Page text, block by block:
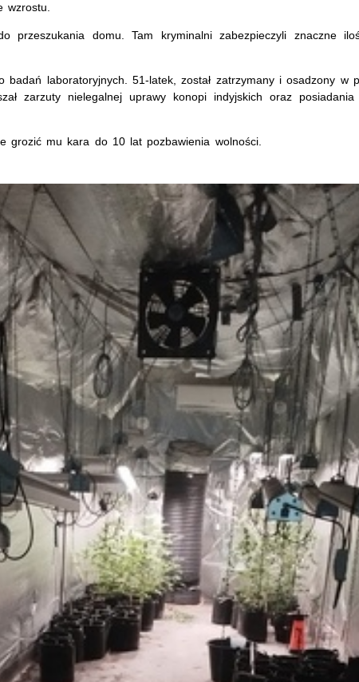
wzrostu.
przeszukania domu. Tam kryminalni zabezpieczyli znaczne
badań laboratoryjnych. 51-latek, został zatrzymany i osadzony w
zarzuty nielegalnej uprawy konopi indyjskich oraz posiadania
grozić mu kara do 10 lat pozbawienia wolności.